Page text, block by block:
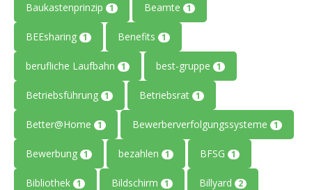
Baukastenprinzip 1 Beamte 1
BEEsharing 1 Benefits 1
berufliche Laufbahn 1 best-gruppe 1
Betriebsführung 1 Betriebsrat 1
Better@Home 1 Bewerberverfolgungssysteme 1
Bewerbung 1 bezahlen 1 BFSG 1
Bibliothek 1 Bildschirm 1 Billyard 2